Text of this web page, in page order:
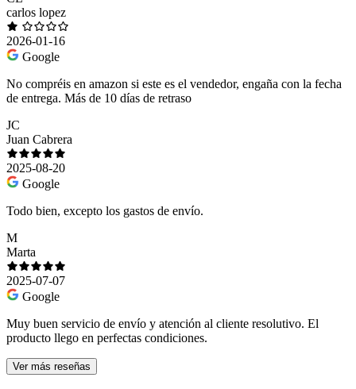
carlos lopez
2026-01-16
Google
No compréis en amazon si este es el vendedor, engaña con la fecha
de entrega. Más de 10 días de retraso
JC
Juan Cabrera
2025-08-20
Google
Todo bien, excepto los gastos de envío.
M
Marta
2025-07-07
Google
Muy buen servicio de envío y atención al cliente resolutivo. El
producto llego en perfectas condiciones.
Ver más reseñas